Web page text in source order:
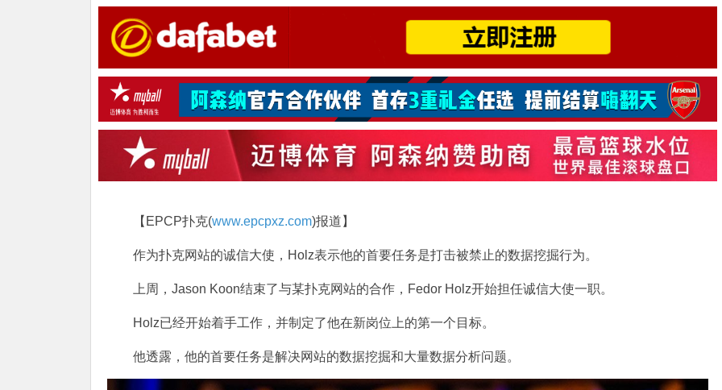
【EPCP扑克(www.epcpxz.com)报道】
作为扑克网站的诚信大使，Holz表示他的首要任务是打击被禁止的数据挖掘行为。
上周，Jason Koon结束了与某扑克网站的合作，Fedor Holz开始担任诚信大使一职。
Holz已经开始着手工作，并制定了他在新岗位上的第一个目标。
他透露，他的首要任务是解决网站的数据挖掘和大量数据分析问题。